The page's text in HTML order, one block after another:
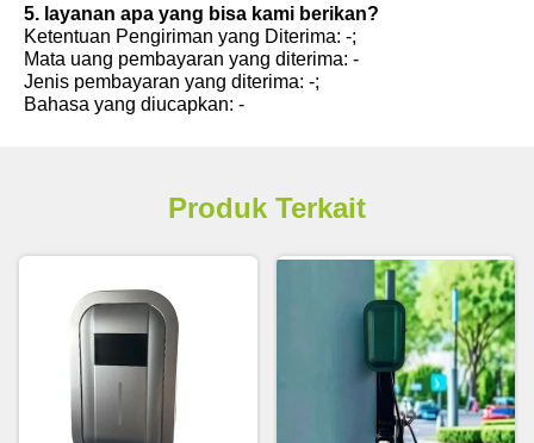
5. layanan apa yang bisa kami berikan?
Ketentuan Pengiriman yang Diterima: -;
Mata uang pembayaran yang diterima: -
Jenis pembayaran yang diterima: -;
Bahasa yang diucapkan: -
Produk Terkait